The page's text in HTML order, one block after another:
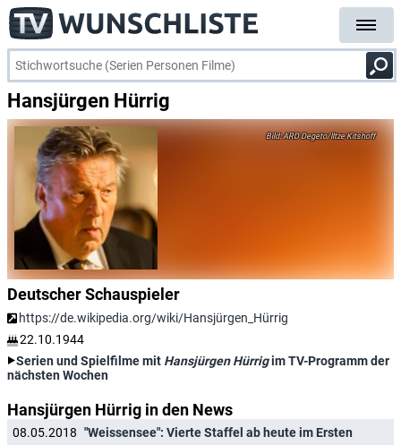
Hansjürgen Hürrig
ARD Degeto/Iltze Kitshoff
Deutscher Schauspieler
https://de.wikipedia.org/wiki/Hansjürgen_Hürrig
22.10.1944
Serien und Spielfilme mit Hansjürgen Hürrigim TV-Programm der
nächsten Wochen
Hansjürgen Hürrig in den News
08.05.2018 "Weissensee": Vierte Staffel ab heute im Ersten